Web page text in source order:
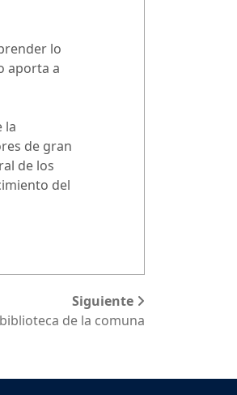
lo
aporta a
la
de gran
de los
del
Siguiente
de la comuna